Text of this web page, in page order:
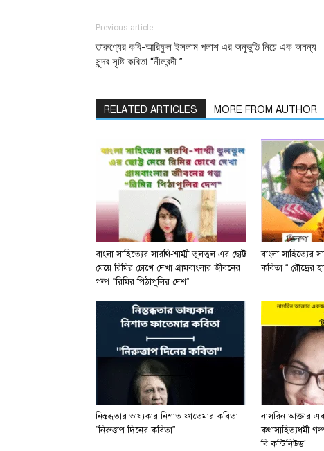
Previous article
তারুণ্যের কবি-আরিফুল ইসলাম পলাশ এর অনুভুতি নিয়ে এক অনন্য
সুন্দর সৃষ্টি কবিতা “নীলবন্দী ”
RELATED ARTICLES MORE FROM AUTHOR
বাংলা সাহিত্যের সারথি-শাম্মী তুলতুল এর ছোট্ট
মেয়ে রিমির চোখে দেখা গ্রামবাংলার জীবনের
গল্প “রিমির পিঠাপুলির দেশ”
বাংলা সাহিত্যের
কবিতা “ রৌদ্রের
নিস্তব্ধতার ভাষ্যকার নিশাত ফাতেমার কবিতা
”নিরুত্তাপ দিনের কবিতা”
নাসরিন আক্তার
কথাসাহিত্যধর্মী
বি কন্টিনিউড’